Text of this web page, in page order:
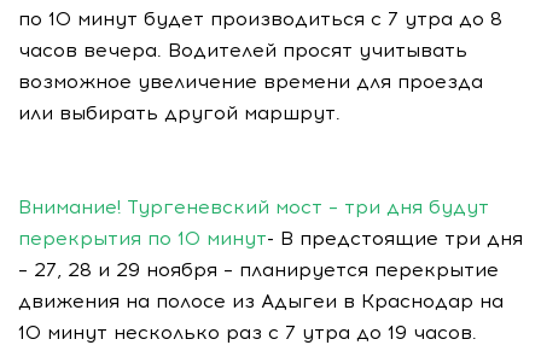
по 10 минут будет производиться с 7 утра до 8
часов вечера. Водителей просят учитывать
возможное увеличение времени для проезда
или выбирать другой маршрут.
Внимание! Тургеневский мост – три дня будут
перекрытия по 10 минут- В предстоящие три дня
– 27, 28 и 29 ноября – планируется перекрытие
движения на полосе из Адыгеи в Краснодар на
10 минут несколько раз с 7 утра до 19 часов.